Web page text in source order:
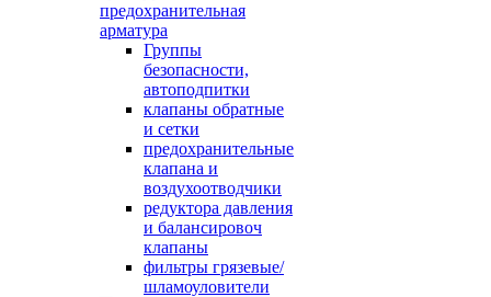
предохранительная
арматура
Группы
безопасности,
автоподпитки
клапаны обратные
и сетки
предохранительные
клапана и
воздухоотводчики
редуктора давления
и балансировоч
клапаны
фильтры грязевые/
шламоуловители